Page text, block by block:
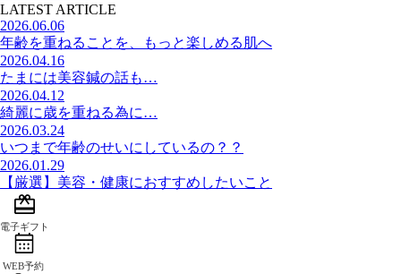
LATEST ARTICLE
2026.06.06
年齢を重ねることを、もっと楽しめる肌へ
2026.04.16
たまには美容鍼の話も…
2026.04.12
綺麗に歳を重ねる為に…
2026.03.24
いつまで年齢のせいにしているの？？
2026.01.29
【厳選】美容・健康におすすめしたいこと